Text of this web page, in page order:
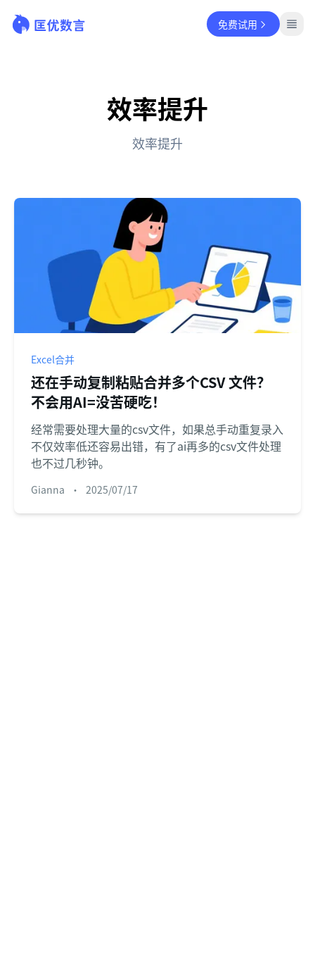
免费试用
效率提升
效率提升
Excel合并
还在手动复制粘贴合并多个CSV 文件？
不会用AI=没苦硬吃！
经常需要处理大量的csv文件，如果总手动重复录入
不仅效率低还容易出错，有了ai再多的csv文件处理
也不过几秒钟。
Gianna • 2025/07/17